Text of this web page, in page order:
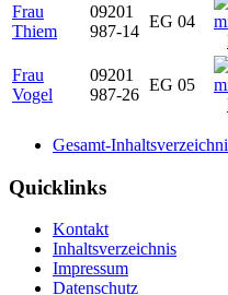
Frau
Thiem
09201
987-14
EG 04
Frau
Vogel
09201
987-26
EG 05
Gesamt-
Quicklinks
Kontakt
Inhaltsverzeichnis
Impressum
Datenschutz